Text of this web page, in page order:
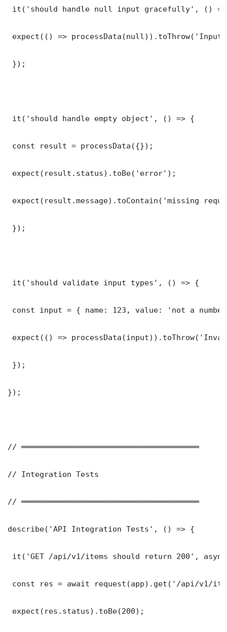
it('should handle null input gracefully', ()
expect(() =>
});
it('should handle empty object', () => {
const result = processData({});
expect(result.status).toBe('error');
expect(result.message).toContain('missing
});
it('should validate input types', () => {
const input = { name: 123, value: 'not a
expect(() =>
});
});
// ═══════════════════════════════════════
// Integration Tests
// ═══════════════════════════════════════
describe('API Integration Tests', () => {
it('GET /api/v1/items should return 200',
const res = await request(app).get('/api/v1/
expect(res.status).toBe(200);